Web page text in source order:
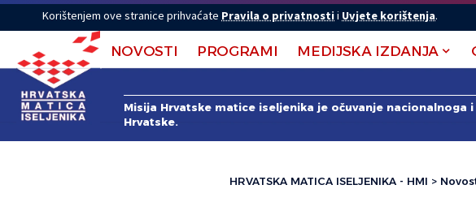
Korištenjem ove stranice prihvaćate Pravila o privatnostii Uvjete korištenja.
NOVOSTI PROGRAMI MEDIJSKA IZDANJA
Misija Hrvatske matice iseljenika je očuvanje
Hrvatske.
HRVATSKA MATICA ISELJENIKA - HMI >